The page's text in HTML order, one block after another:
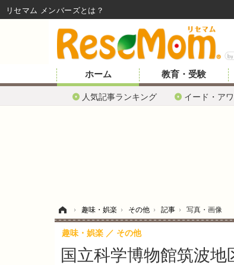
ホーム
人気記事ランキング イード・ア
教育・受験
› 趣味・娯楽 › その他 › 記事 › 写真・画像
国立科学博物館筑波
趣味・娯楽 その他
リセマム メンバーズ